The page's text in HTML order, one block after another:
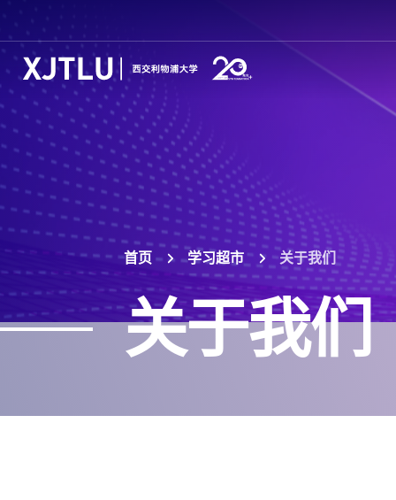
首页 学习超市 关于我们
关于我们